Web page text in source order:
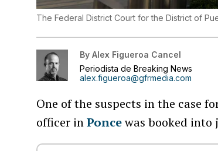
The Federal District Court for the District of
By Alex Figueroa Cancel
Periodista de Breaking News
alex.figueroa@gfrmedia.com
One of the suspects in the case
officer inPoncewas booked